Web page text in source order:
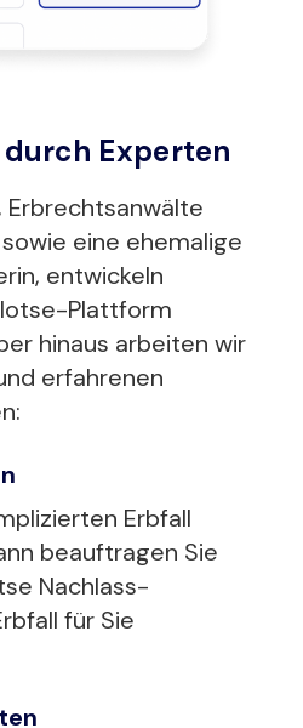
Experten
Erbrechtsanwälte
eine ehemalige
entwickeln
Plattform
hinaus arbeiten wir
erfahrenen
Erbfall
beauftragen Sie
Nachlass-
für Sie